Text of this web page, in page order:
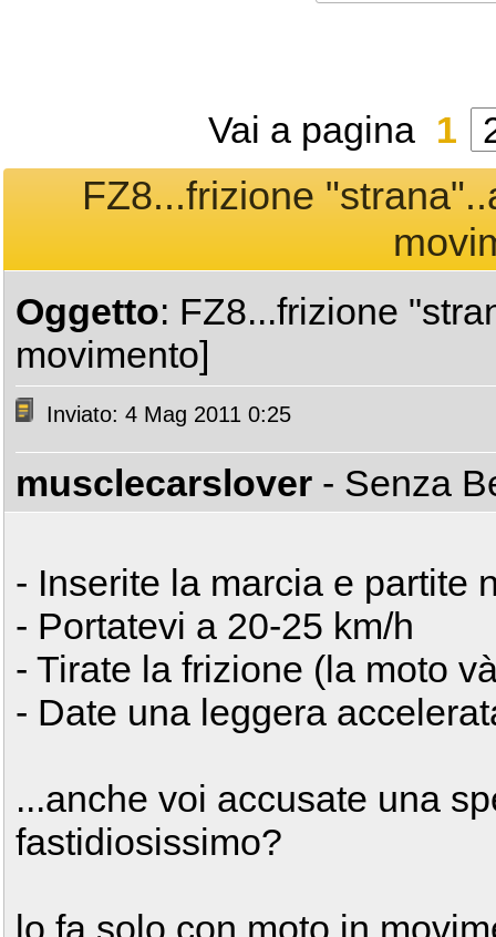
Vai a pagina 1
FZ8...frizione
Oggetto: FZ8...frizione
movimento]
Inviato: 4 Mag 2011 0:25
musclecarslover - Senza
- Inserite la marcia e partite
- Portatevi a 20-25 km/h
- Tirate la frizione (la moto
- Date una leggera
...anche voi accusate una
fastidiosissimo?
lo fa solo con moto in